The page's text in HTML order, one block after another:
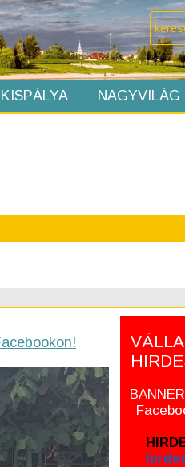
KISPÁLYA NAGYVILÁG